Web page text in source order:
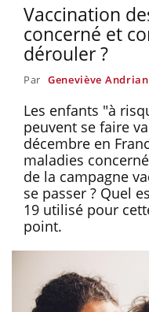
Vaccination
concerné et
dérouler ?
Par Geneviève
Les enfants "à
peuvent se faire
décembre en
maladies
de la campagne
se passer ? Quel
19 utilisé pour
point.